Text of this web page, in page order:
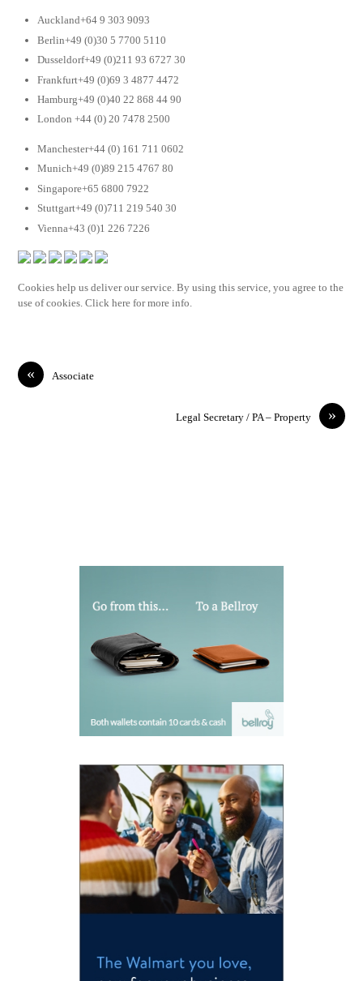
Auckland+64 9 303 9093
Berlin+49 (0)30 5 7700 5110
Dusseldorf+49 (0)211 93 6727 30
Frankfurt+49 (0)69 3 4877 4472
Hamburg+49 (0)40 22 868 44 90
London +44 (0) 20 7478 2500
Manchester+44 (0) 161 711 0602
Munich+49 (0)89 215 4767 80
Singapore+65 6800 7922
Stuttgart+49 (0)711 219 540 30
Vienna+43 (0)1 226 7226
Cookies help us deliver our service. By using this service, you agree to the
use of cookies. Click here for more info.
« Associate
»
Legal Secretary / PA – Property